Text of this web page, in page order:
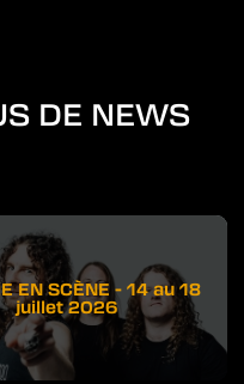
DE NEWS
EN SCÈNE - 14 au 18
juillet 2026